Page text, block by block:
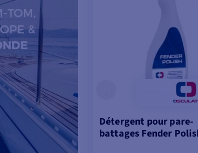
Détergent pour pare-
battages Fender